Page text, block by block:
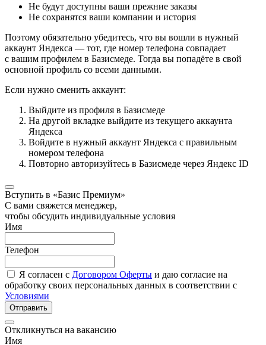
Не будут доступны ваши прежние заказы
Не сохранятся ваши компании и история
Поэтому обязательно убедитесь, что вы вошли в нужный
аккаунт Яндекса — тот, где номер телефона совпадает
с вашим профилем в Базисмеде. Тогда вы попадёте в свой
основной профиль со всеми данными.
Если нужно сменить аккаунт:
Выйдите из профиля в Базисмеде
На другой вкладке выйдите из текущего аккаунта
Яндекса
Войдите в нужный аккаунт Яндекса с правильным
номером телефона
Повторно авторизуйтесь в Базисмеде через Яндекс ID
Вступить в «Базис Премиум»
С вами свяжется менеджер,
чтобы обсудить индивидуальные условия
Имя
Телефон
Я согласен с Договором Оферты и даю согласие на
обработку своих персональных данных в соответствии с
Условиями
Отправить
Откликнуться на вакансию
Имя